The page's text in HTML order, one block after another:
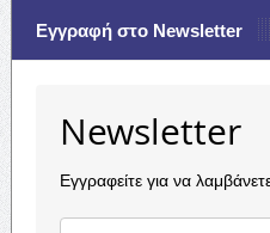
Εγγραφή στο Newsletter
Newsletter
Εγγραφείτε για να